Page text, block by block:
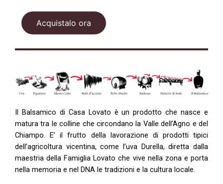
Acquistalo ora
Il Balsamico di Casa Lovato è un prodotto che nasce e
matura tra le colline che circondano la Valle dell’Agno e del
Chiampo. E’ il frutto della lavorazione di prodotti tipici
dell’agricoltura vicentina, come l’uva Durella, diretta dalla
maestria della Famiglia Lovato che vive nella zona e porta
nella memoria e nel DNA le tradizioni e la cultura locale.